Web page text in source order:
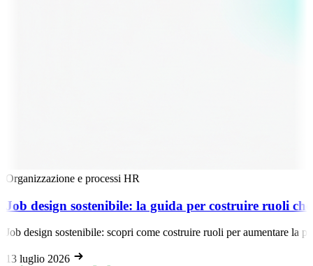
e processi HR
design sostenibile: la guida per costruire ruoli
design sostenibile: scopri come costruire ruoli per aumentare la
luglio 2026